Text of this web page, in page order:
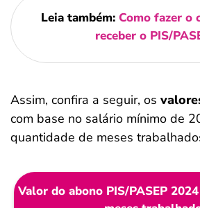
Leia também:Como fazer o
receber o PIS/
Assim, confira a seguir, os
com base no salário mínimo de
quantidade de meses
Valor do abono PIS/PASEP